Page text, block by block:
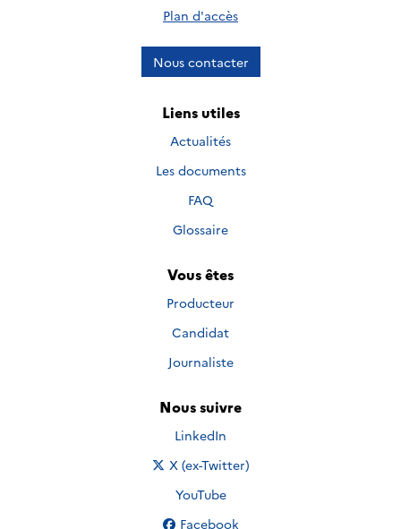
Plan d'accès
Nous contacter
Liens utiles
Actualités
Les documents
FAQ
Glossaire
Vous êtes
Producteur
Candidat
Journaliste
Nous suivre
Nous suivre sur
LinkedIn
Nous suivre sur
X (ex-Twitter)
Nous suivre sur
YouTube
Nous suivre sur
Facebook